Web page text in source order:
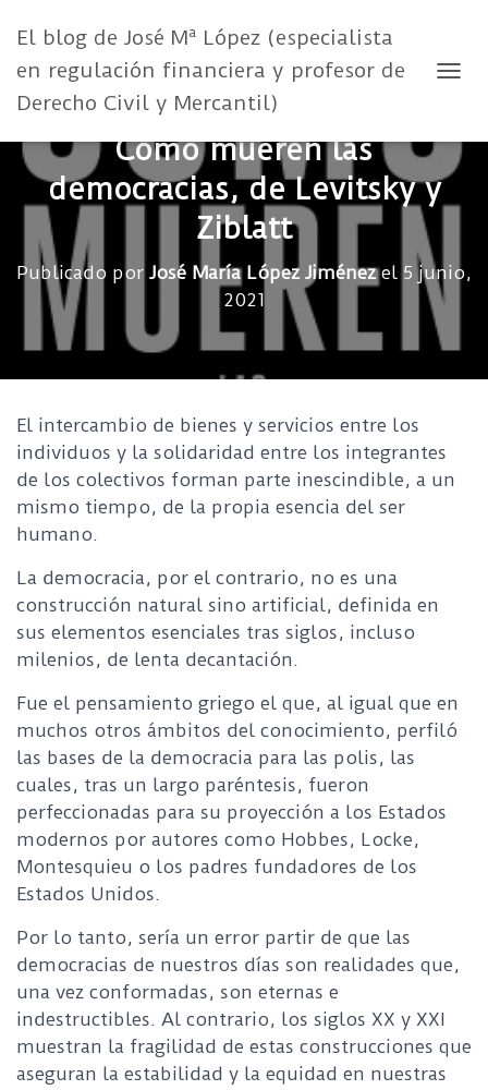
El blog de José Mª López (especialista
en regulación financiera y profesor de
Derecho Civil y Mercantil)
Cómo mueren las
democracias, de Levitsky y
Ziblatt
Publicado por José María López Jiménezel 5 junio,
2021
El intercambio de bienes y servicios entre los
individuos y la solidaridad entre los integrantes
de los colectivos forman parte inescindible, a un
mismo tiempo, de la propia esencia del ser
humano.
La democracia, por el contrario, no es una
construcción natural sino artificial, definida en
sus elementos esenciales tras siglos, incluso
milenios, de lenta decantación.
Fue el pensamiento griego el que, al igual que en
muchos otros ámbitos del conocimiento, perfiló
las bases de la democracia para las polis, las
cuales, tras un largo paréntesis, fueron
perfeccionadas para su proyección a los Estados
modernos por autores como Hobbes, Locke,
Montesquieu o los padres fundadores de los
Estados Unidos.
Por lo tanto, sería un error partir de que las
democracias de nuestros días son realidades que,
una vez conformadas, son eternas e
indestructibles. Al contrario, los siglos XX y XXI
muestran la fragilidad de estas construcciones que
aseguran la estabilidad y la equidad en nuestras